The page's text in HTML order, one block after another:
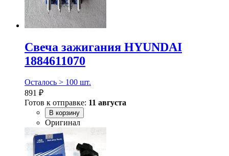
Свеча зажигания HYUNDAI
1884611070
Осталось > 100 шт.
891 ₽
Готов к отправке: 11 августа
В корзину
Оригинал